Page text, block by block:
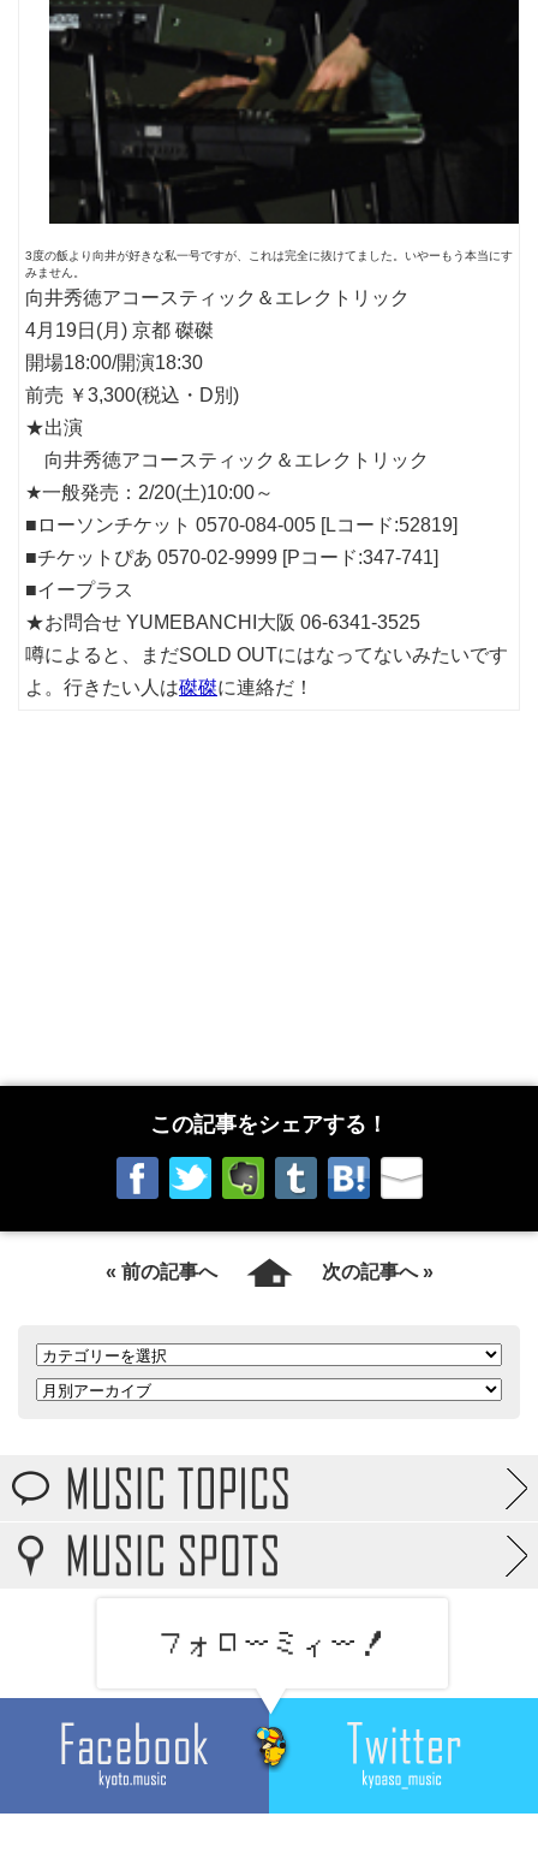
3度の飯より向井が好きな私一号ですが、これは完全に抜けてました。いやーもう本当にす
みません。
向井秀徳アコースティック＆エレクトリック
4月19日(月) 京都 磔磔
開場18:00/開演18:30
前売 ￥3,300(税込・D別)
★出演
向井秀徳アコースティック＆エレクトリック
★一般発売：2/20(土)10:00～
■ローソンチケット 0570-084-005 [Lコード:52819]
■チケットぴあ 0570-02-9999 [Pコード:347-741]
■イープラス
★お問合せ YUMEBANCHI大阪 06-6341-3525
噂によると、まだSOLD OUTにはなってないみたいです
よ。行きたい人は磔磔に連絡だ！
この記事をシェアする！
« 前の記事へ 次の記事へ »